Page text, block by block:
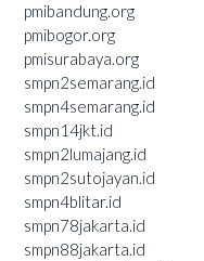
pmibandung.org
pmibogor.org
pmisurabaya.org
smpn2semarang.id
smpn4semarang.id
smpn14jkt.id
smpn2lumajang.id
smpn2sutojayan.id
smpn4blitar.id
smpn78jakarta.id
smpn88jakarta.id